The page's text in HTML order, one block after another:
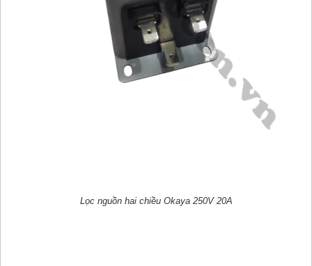
Lọc nguồn hai chiều Okaya 250V 20A